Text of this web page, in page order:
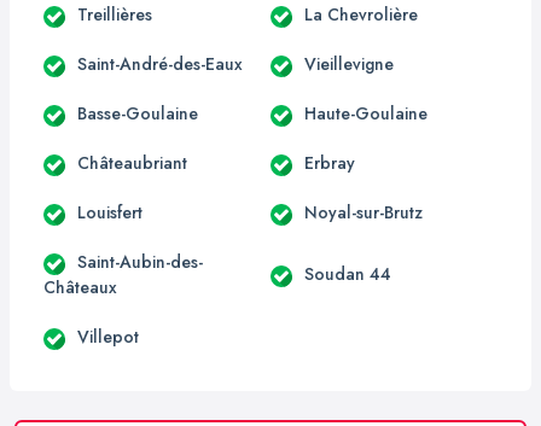
Treillières La Chevrolière
Saint-André-des-Eaux Vieillevigne
Basse-Goulaine Haute-Goulaine
Châteaubriant Erbray
Louisfert Noyal-sur-Brutz
Saint-Aubin-des-
Châteaux
Soudan 44
Villepot